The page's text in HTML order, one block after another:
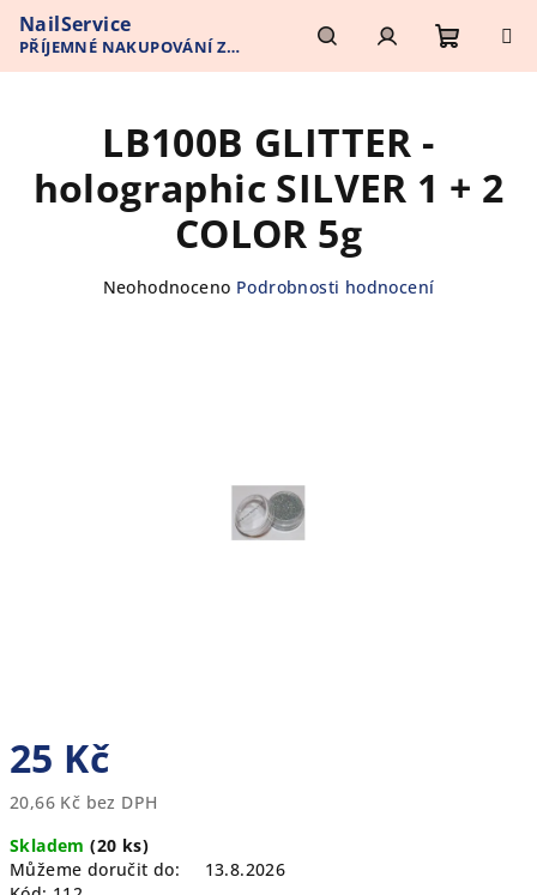
obsah
NailService
PŘÍJEMNÉ NAKUPOVÁNÍ Z
POHODLÍ VAŠEHO DOMOVA
HledatPřihlášení
25 Kč
20,66 Kč bez DPH
cena:
Skladem(20 ks)
Můžeme doručit do:
13.8.2026
LB100B GLITTER -
holographic SILVER 1 + 2
COLOR 5g
Průměrné
Neohodnoceno Podrobnosti hodnocení